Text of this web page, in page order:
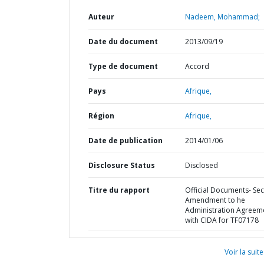
Auteur Nadeem, Mohammad;
Date du document 2013/09/19
Type de document Accord
Pays Afrique,
Région Afrique,
Date de publication 2014/01/06
Disclosure Status Disclosed
Titre du rapport
Official Documents-
Amendment to he
Administration
with CIDA for TF07178
Voir la suite